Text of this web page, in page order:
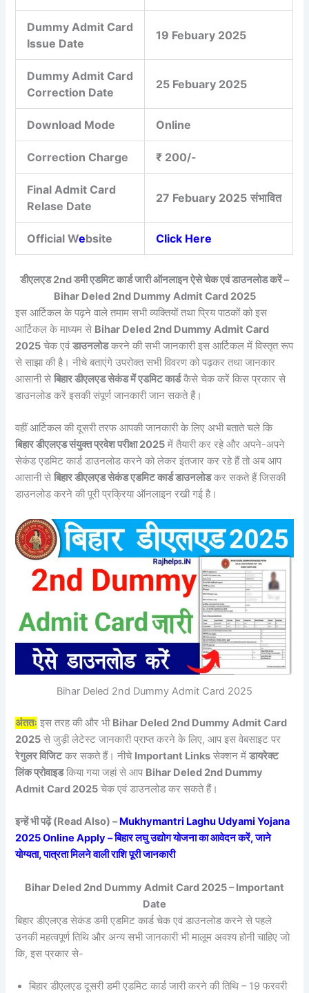
Dummy Admit Card
Issue Date
19 Febuary 2025
Dummy Admit Card
Correction Date
25 Febuary 2025
Download Mode Online
Correction Charge ₹ 200/-
Final Admit Card
Relase Date
27 Febuary 2025 संभावित
Official Website Click Here
डीएलएड 2nd डमी एडमिट कार्ड जारी ऑनलाइन ऐसे चेक एवं डाउनलोड करें –
Bihar Deled 2nd Dummy Admit Card 2025
इस आर्टिकल के पढ़ने वाले तमाम सभी व्यक्तियों तथा प्रिय पाठकों को इस
आर्टिकल के माध्यम से Bihar Deled 2nd Dummy Admit Card
2025 चेक एवंडाउनलोडकरने की सभी जानकारी इस आर्टिकल में विस्तृत रूप
से साझा की है। नीचे बताएंगे उपरोक्त सभी विवरण को पढ़कर तथा जानकार
आसानी सेबिहार डीएलएड सेकंड में एडमिट कार्डकैसे चेक करें किस प्रकार से
डाउनलोड करें इसकी संपूर्ण जानकारी जान सकते हैं।
वहीं आर्टिकल की दूसरी तरफ आपकी जानकारी के लिए अभी बताते चले कि
बिहार डीएलएड संयुक्त प्रवेश परीक्षा 2025 में तैयारी कर रहे और अपने-अपने
सेकंड एडमिट कार्ड डाउनलोड करने को लेकर इंतजार कर रहे हैं तो अब आप
आसानी सेबिहार डीएलएड सेकंड एडमिट कार्ड डाउनलोडकर सकते हैं जिसकी
डाउनलोड करने की पूरी प्रक्रिया ऑनलाइन रखी गई है।
Bihar Deled 2nd Dummy Admit Card 2025
अंततः इस तरह की और भी Bihar Deled 2nd Dummy Admit Card
2025 से जुड़ी लेटेस्ट जानकारी प्राप्त करने के लिए, आप इस वेबसाइट पर
रेगुलर विजिटकर सकते हैं। नीचे Important Links सेक्शन मेंडायरेक्ट
लिंक प्रोवाइडकिया गया जहां से आप Bihar Deled 2nd Dummy
Admit Card 2025 चेक एवं डाउनलोड कर सकते हैं।
इन्हें भी पढ़ें (Read Also) –Mukhymantri Laghu Udyami Yojana
2025 Online Apply – बिहार लघु उद्योग योजना का आवेदन करें, जाने
योग्यता, पात्रता मिलने वाली राशि पूरी जानकारी
Bihar Deled 2nd Dummy Admit Card 2025 – Important
Date
बिहार डीएलएड सेकंड डमी एडमिट कार्ड चेक एवं डाउनलोड करने से पहले
उनकी महत्वपूर्ण तिथि और अन्य सभी जानकारी भी मालूम अवश्य होनी चाहिए जो
कि, इस प्रकार से-
बिहार डीएलएड दूसरी डमी एडमिट कार्ड जारी करने की तिथि – 19 फरवरी